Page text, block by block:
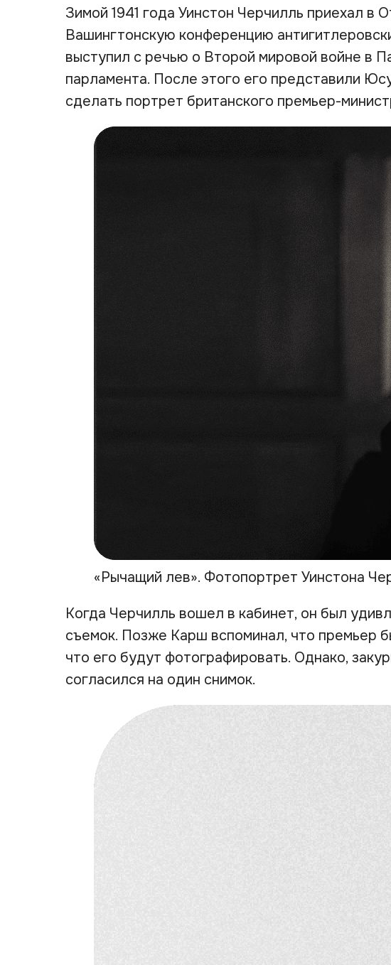
Зимой 1941 года Уинстон Черчилль приехал в
Вашингтонскую конференцию
выступил с речью о Второй мировой войне в
парламента. После этого его представили
сделать портрет британского премьер-
«Рычащий лев». Фотопортрет Уинстона
Когда Черчилль вошел в кабинет, он был
съемок. Позже Карш вспоминал, что премьер
что его будут фотографировать. Однако,
согласился на один снимок.